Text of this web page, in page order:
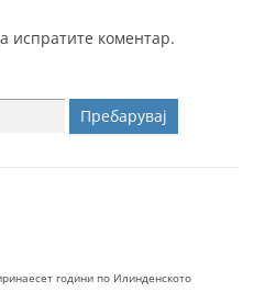
испратите коментар.